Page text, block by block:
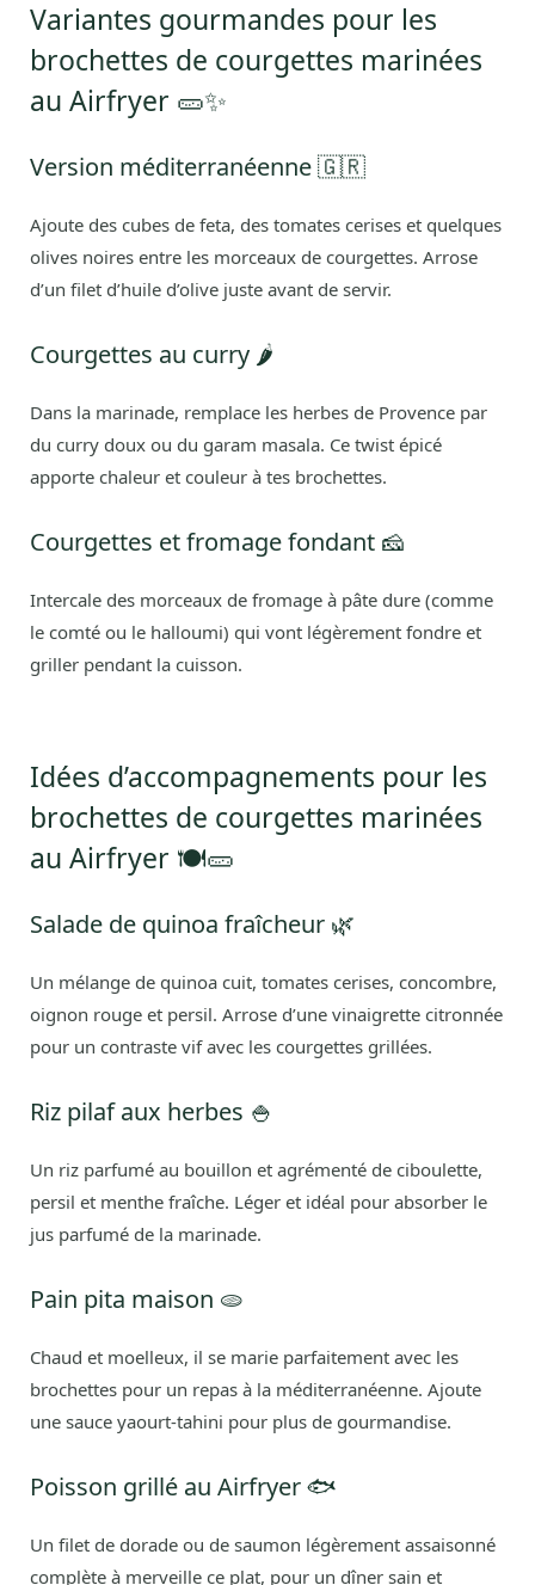
Variantes gourmandes pour les
brochettes de courgettes marinées
au Airfryer 🥒✨
Version méditerranéenne 🇬🇷
Ajoute des cubes de feta, des tomates cerises et quelques
olives noires entre les morceaux de courgettes. Arrose
d’un filet d’huile d’olive juste avant de servir.
Courgettes au curry 🌶️
Dans la marinade, remplace les herbes de Provence par
du curry doux ou du garam masala. Ce twist épicé
apporte chaleur et couleur à tes brochettes.
Courgettes et fromage fondant 🧀
Intercale des morceaux de fromage à pâte dure (comme
le comté ou le halloumi) qui vont légèrement fondre et
griller pendant la cuisson.
Idées d’accompagnements pour les
brochettes de courgettes marinées
au Airfryer 🍽️🥒
Salade de quinoa fraîcheur 🌿
Un mélange de quinoa cuit, tomates cerises, concombre,
oignon rouge et persil. Arrose d’une vinaigrette citronnée
pour un contraste vif avec les courgettes grillées.
Riz pilaf aux herbes 🍚
Un riz parfumé au bouillon et agrémenté de ciboulette,
persil et menthe fraîche. Léger et idéal pour absorber le
jus parfumé de la marinade.
Pain pita maison 🫓
Chaud et moelleux, il se marie parfaitement avec les
brochettes pour un repas à la méditerranéenne. Ajoute
une sauce yaourt-tahini pour plus de gourmandise.
Poisson grillé au Airfryer 🐟
Un filet de dorade ou de saumon légèrement assaisonné
complète à merveille ce plat, pour un dîner sain et